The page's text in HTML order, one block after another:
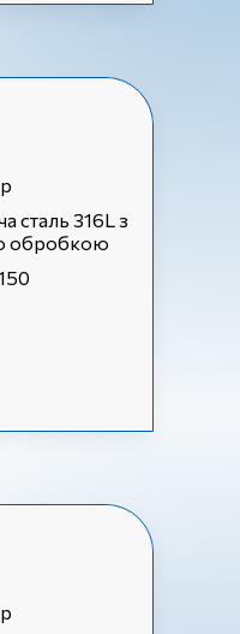
сталь 316L з
обробкою